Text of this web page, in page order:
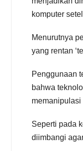
komputer
Menurutnya
yang rentan
Penggunaan
bahwa
Seperti pada
diimbangi